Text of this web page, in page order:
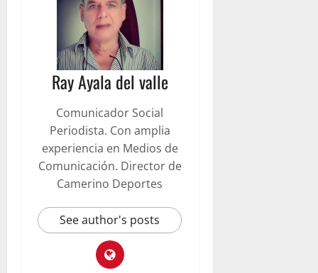
Ray Ayala del valle
Comunicador Social
Periodista. Con amplia
experiencia en Medios de
Comunicación. Director de
Camerino Deportes
See author's posts